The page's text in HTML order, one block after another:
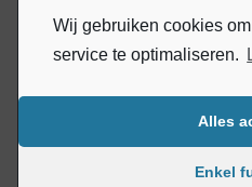
Wij gebruiken cookies
service te optimaliseren.
Alles
Enkel
Copyright ©